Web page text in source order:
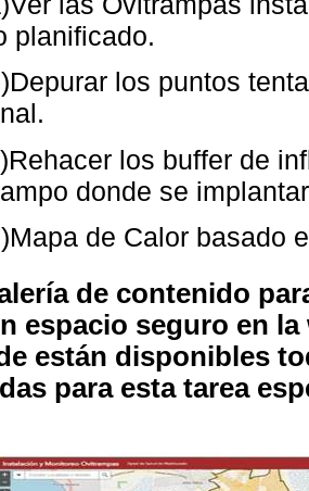
planificado.
los puntos
los buffer de
donde se
de Calor basado
de contenido
espacio seguro en
están disponibles
para esta tarea